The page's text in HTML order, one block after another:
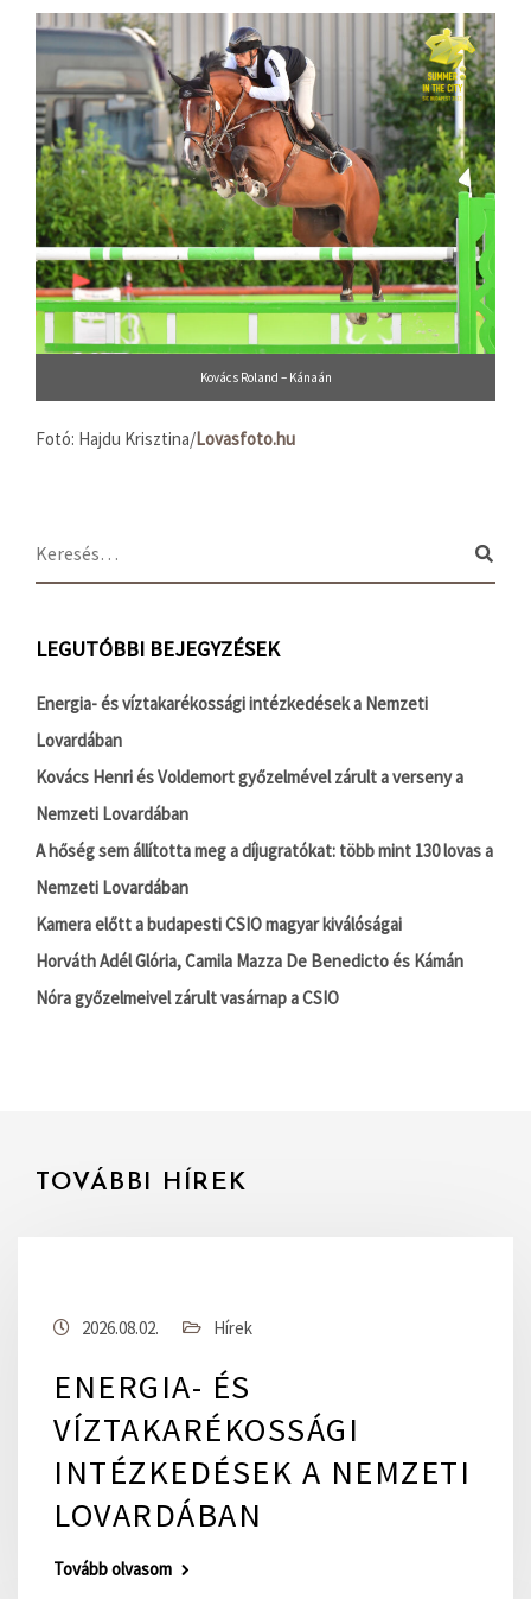
Kovács Roland – Kánaán
Fotó: Hajdu Krisztina/Lovasfoto.hu
LEGUTÓBBI BEJEGYZÉSEK
Energia- és víztakarékossági intézkedések a Nemzeti
Lovardában
Kovács Henri és Voldemort győzelmével zárult a verseny a
Nemzeti Lovardában
A hőség sem állította meg a díjugratókat: több mint 130 lovas a
Nemzeti Lovardában
Kamera előtt a budapesti CSIO magyar kiválóságai
Horváth Adél Glória, Camila Mazza De Benedicto és Kámán
Nóra győzelmeivel zárult vasárnap a CSIO
TOVÁBBI HÍREK
2026.08.02. Hírek
ENERGIA- ÉS
VÍZTAKARÉKOSSÁGI
INTÉZKEDÉSEK A NEMZETI
LOVARDÁBAN
Tovább olvasom